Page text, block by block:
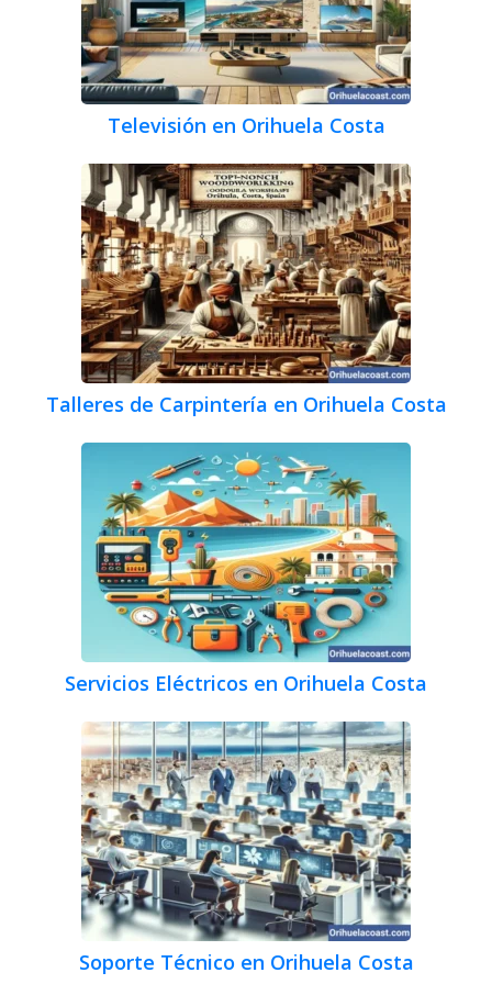
Televisión en Orihuela Costa
Talleres de Carpintería en Orihuela Costa
Servicios Eléctricos en Orihuela Costa
Soporte Técnico en Orihuela Costa